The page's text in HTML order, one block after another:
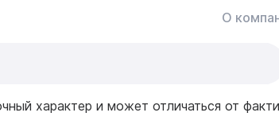
О
характер и может отличаться от